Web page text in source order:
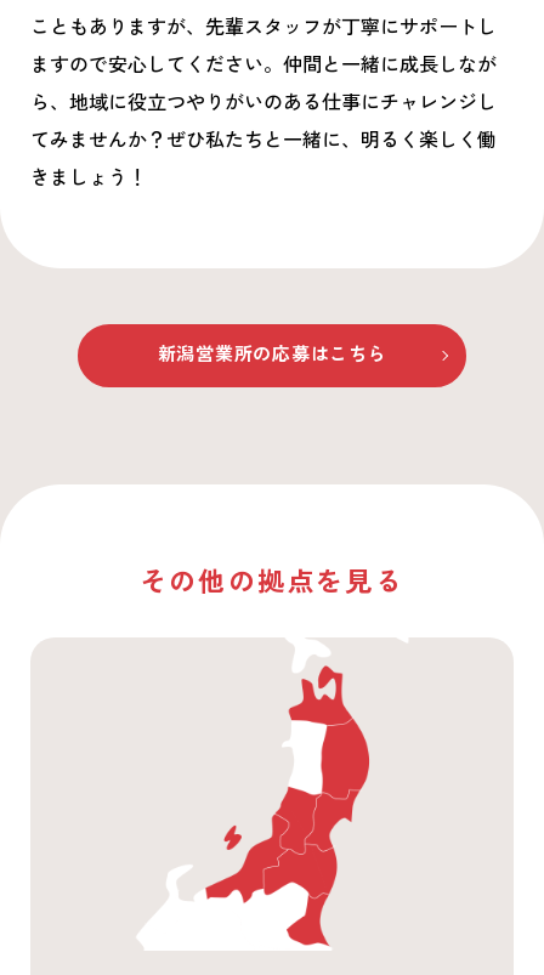
こともありますが、先輩スタッフが丁寧にサポートし
ますので安心してください。仲間と一緒に成長しなが
ら、地域に役立つやりがいのある仕事にチャレンジし
てみませんか？ぜひ私たちと一緒に、明るく楽しく働
きましょう！
新潟営業所の応募はこちら
その他の拠点を見る